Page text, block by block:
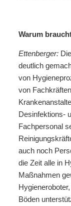
Warum
Ettenberger:Die
deutlich
von
von
Desinfektions-
Fachpersonal
auch noch
die Zeit alle in
Maßnahmen
Böden